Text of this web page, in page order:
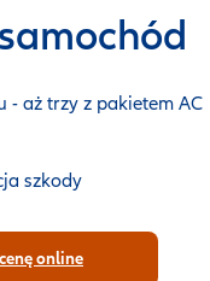
- aż trzy z pakietem AC
szkody
online